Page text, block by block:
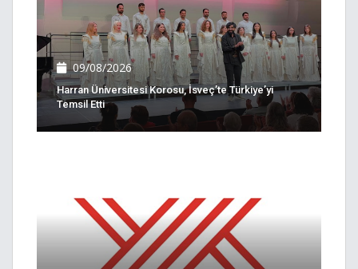
09/08/2026
Harran Üniversitesi Korosu, İsveç’te Türkiye’yi
Temsil Etti